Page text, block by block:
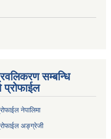
सम्बन्धि
प्रोफाईल
नेपालिमा
अङ्ग्रेजी